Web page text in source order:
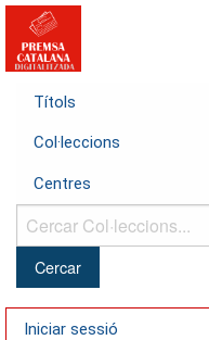
Títols
Col·leccions
Centres
Cercar
Col·leccions...
Iniciar sessió